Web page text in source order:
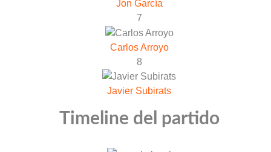
Jon García
7
Carlos Arroyo
8
Javier Subirats
Timeline del partido